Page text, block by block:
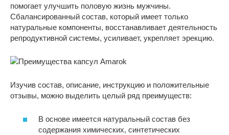
помогает улучшить половую жизнь мужчины.
Сбалансированный состав, который имеет только
натуральные компоненты, восстанавливает деятельность
репродуктивной системы, усиливает, укрепляет эрекцию.
Изучив состав, описание, инструкцию и положительные
отзывы, можно выделить целый ряд преимуществ:
В основе имеется натуральный состав без
содержания химических, синтетических